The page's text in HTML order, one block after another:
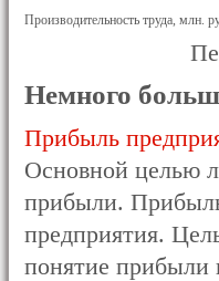
Производительность труда, млн.
Немного
Прибыль
Основной целью
прибыли. Прибыль
предприятия.
понятие прибыли